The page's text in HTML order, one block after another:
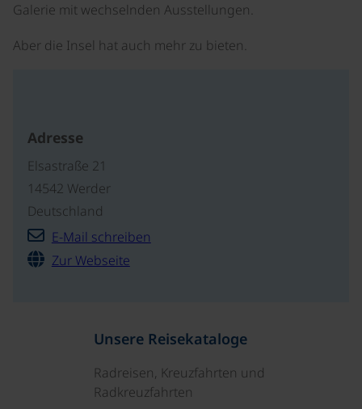
Galerie mit wechselnden Ausstellungen.
Aber die Insel hat auch mehr zu bieten.
Adresse
Elsastraße 21
14542 Werder
Deutschland
E-Mail schreiben
Zur Webseite
Unsere Reisekataloge
Radreisen, Kreuzfahrten und
Radkreuzfahrten